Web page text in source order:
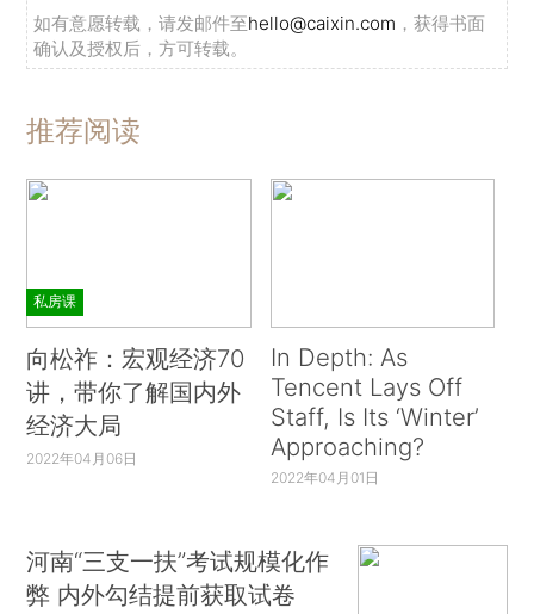
如有意愿转载，请发邮件至hello@caixin.com ，获得书面
确认及授权后，方可转载。
推荐阅读
私房课
向松祚：宏观经济70
讲，带你了解国内外
经济大局
2022年04月06日
In Depth: As
Tencent Lays Off
Staff, Is Its ‘Winter’
Approaching?
2022年04月01日
河南“三支一扶”考试规模化作
弊 内外勾结提前获取试卷